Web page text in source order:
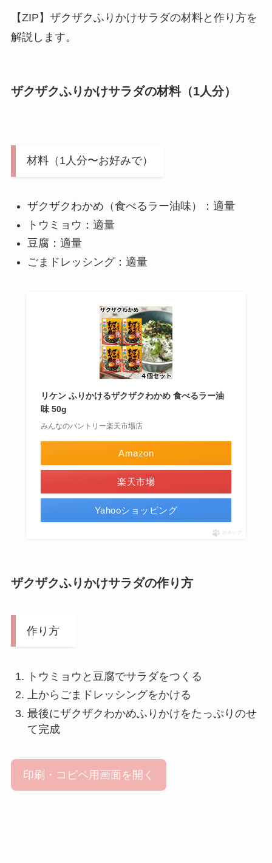
【ZIP】ザクザクふりかけサラダの材料と作り方を
解説します。
ザクザクふりかけサラダの材料（1人分）
材料（1人分〜お好みで）
ザクザクわかめ（食べるラー油味）：適量
トウミョウ：適量
豆腐：適量
ごまドレッシング：適量
リケン ふりかけるザクザクわかめ 食べるラー油
味 50g
みんなのパントリー楽天市場店
Amazon
楽天市場
Yahooショッピング
ポチップ
ザクザクふりかけサラダの作り方
作り方
トウミョウと豆腐でサラダをつくる
上からごまドレッシングをかける
最後にザクザクわかめふりかけをたっぷりのせ
て完成
印刷・コピペ用画面を開く